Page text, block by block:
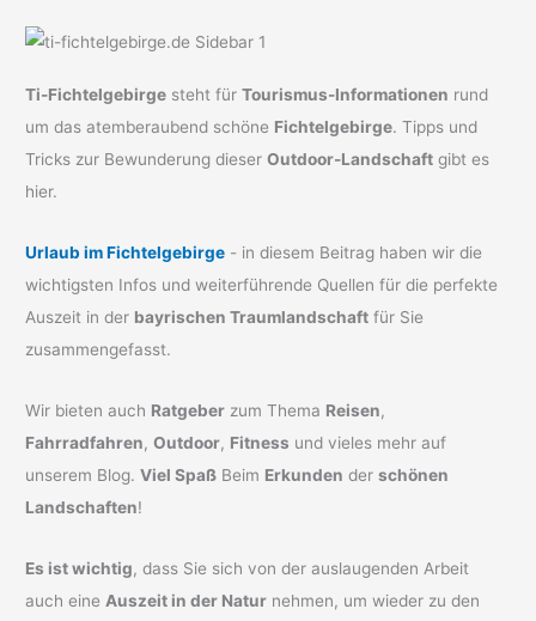
Ti-Fichtelgebirge steht fürTourismus-Informationen rund
um das atemberaubend schöne Fichtelgebirge. Tipps und
Tricks zur Bewunderung dieserOutdoor-Landschaft gibt es
hier.
Urlaub im Fichtelgebirge - in diesem Beitrag haben wir die
wichtigsten Infos und weiterführende Quellen für die perfekte
Auszeit in der bayrischen Traumlandschaft für Sie
zusammengefasst.
Wir bieten auch Ratgeber zum Thema Reisen,
Fahrradfahren,Outdoor, Fitness und vieles mehr auf
unserem Blog.Viel Spaß Beim Erkunden derschönen
Landschaften!
Es ist wichtig, dass Sie sich von der auslaugenden Arbeit
auch eine Auszeit in der Natur nehmen, um wieder zu den